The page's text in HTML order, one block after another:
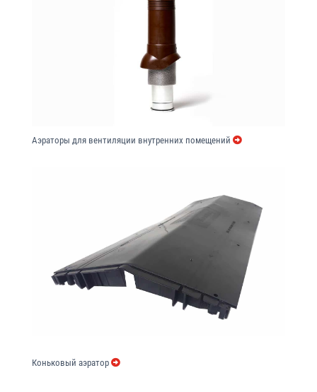
Аэраторы для вентиляции внутренних помещений
Коньковый аэратор